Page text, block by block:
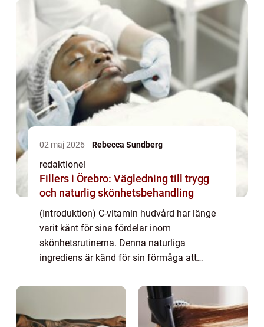
02 maj 2026 Rebecca Sundberg
redaktionel
Fillers i Örebro: Vägledning till trygg
och naturlig skönhetsbehandling
(Introduktion) C-vitamin hudvård har länge
varit känt för sina fördelar inom
skönhetsrutinerna. Denna naturliga
ingrediens är känd för sin förmåga att
artikel kommer vi att utforska och fördjupa